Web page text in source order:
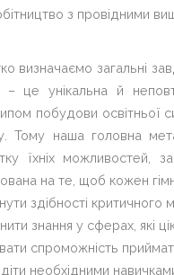
з провідними
визначаємо загальні
– це унікальна й
побудови освітньої
Тому наша головна
їхніх можливостей,
на те, щоб кожен
здібності
знання у сферах, які
спроможність
необхідними